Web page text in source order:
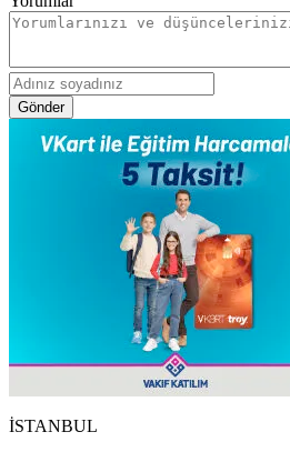
Gönder
İSTANBUL